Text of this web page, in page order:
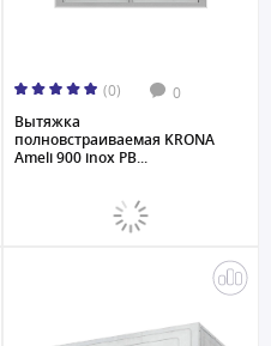
(0) 0
Вытяжка
полновстраиваемая KRONA
Ameli 900 inox PB...